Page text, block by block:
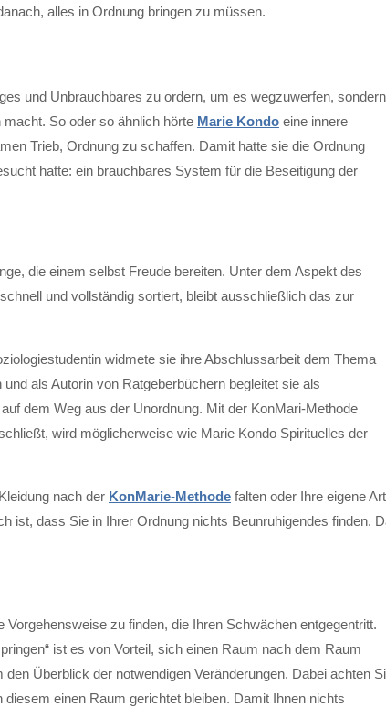
alles in Ordnung bringen zu müssen.
und Unbrauchbares zu ordern, um es wegzuwerfen, sondern
So oder so ähnlich hörte Marie Kondo eine innere
Trieb, Ordnung zu schaffen. Damit hatte sie die Ordnung
hatte: ein brauchbares System für die Beseitigung der
die einem selbst Freude bereiten. Unter dem Aspekt des
und vollständig sortiert, bleibt ausschließlich das zur
widmete sie ihre Abschlussarbeit dem Thema
als Autorin von Ratgeberbüchern begleitet sie als
dem Weg aus der Unordnung. Mit der KonMari-Methode
wird möglicherweise wie Marie Kondo Spirituelles der
nach der KonMarie-Methode falten oder Ihre eigene Art
ist, dass Sie in Ihrer Ordnung nichts Beunruhigendes finden.
zu finden, die Ihren Schwächen entgegentritt.
ist es von Vorteil, sich einen Raum nach dem Raum
Überblick der notwendigen Veränderungen. Dabei achten
einen Raum gerichtet bleiben. Damit Ihnen nichts